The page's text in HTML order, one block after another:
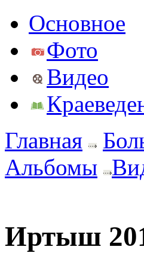
Основное
Фото
Видео
Главная
Альбомы
Иртыш